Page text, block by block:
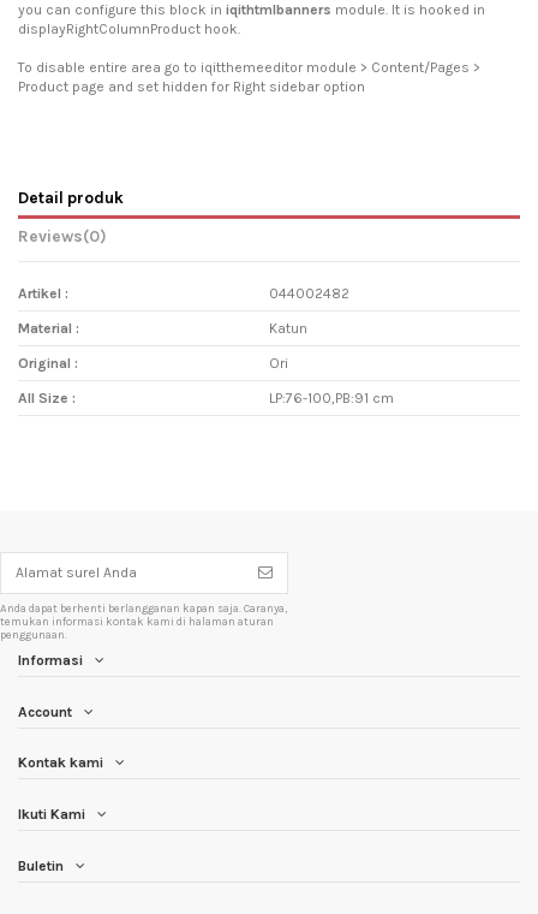
you can configure this block in iqithtmlbanners module. It is hooked in
displayRightColumnProduct hook.
To disable entire area go to iqitthemeeditor module > Content/Pages >
Product page and set hidden for Right sidebar option
Detail produk
Reviews(0)
Artikel : 044002482
Material : Katun
Original : Ori
All Size : LP:76-100,PB:91 cm
Anda dapat berhenti berlangganan kapan saja. Caranya,
temukan informasi kontak kami di halaman aturan
penggunaan.
Informasi
Account
Kontak kami
Ikuti Kami
Buletin